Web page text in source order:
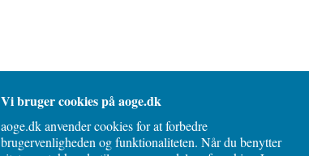
Vi bruger cookies på aoge.dk
aoge.dk anvender cookies for at forbedre
brugervenligheden og funktionaliteten. Når du benytter